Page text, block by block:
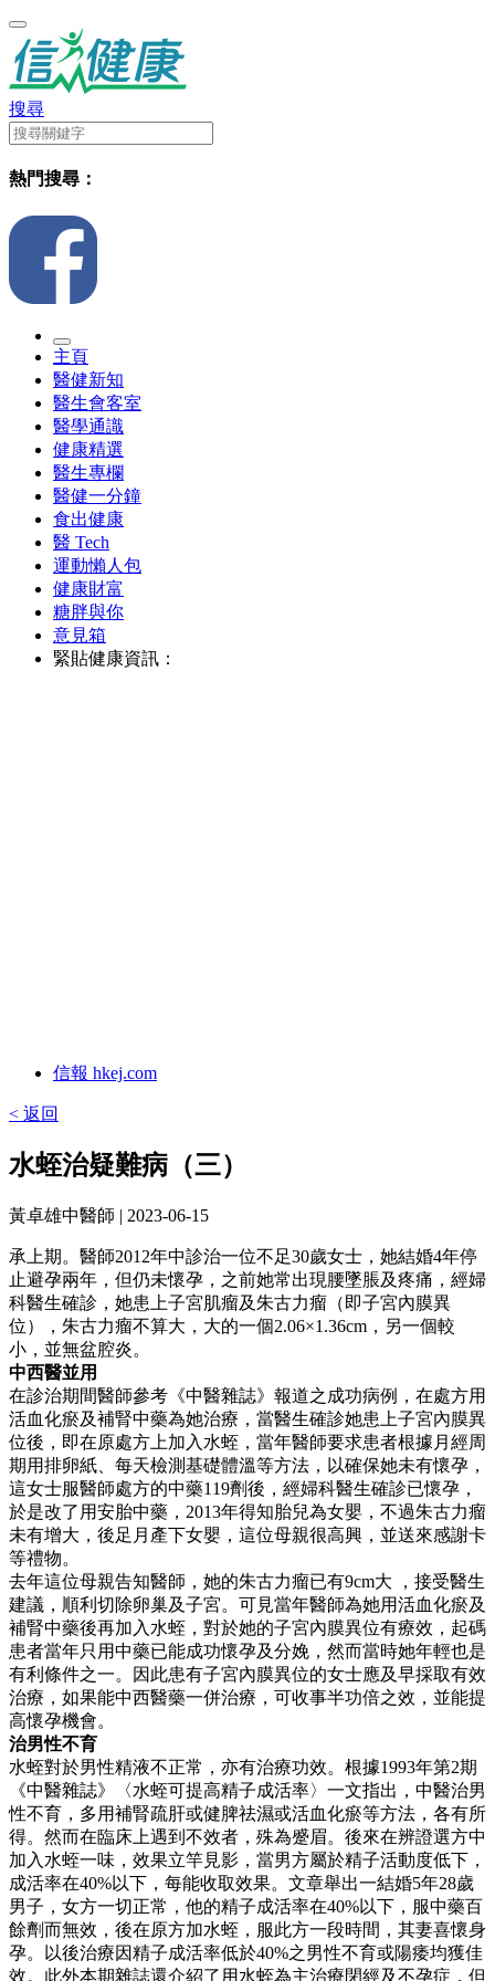
搜尋
熱門搜尋：
主頁
醫健新知
醫生會客室
醫學通識
健康精選
醫生專欄
醫健一分鐘
食出健康
醫 Tech
運動懶人包
健康財富
糖胖與你
意見箱
緊貼健康資訊：
信報 hkej.com
< 返回
水蛭治疑難病（三）
黃卓雄中醫師 | 2023-06-15
承上期。醫師2012年中診治一位不足30歲女士，她結婚4年停
止避孕兩年，但仍未懷孕，之前她常出現腰墜脹及疼痛，經婦
科醫生確診，她患上子宮肌瘤及朱古力瘤（即子宮內膜異
位），朱古力瘤不算大，大的一個2.06×1.36cm，另一個較
小，並無盆腔炎。
中西醫並用
在診治期間醫師參考《中醫雜誌》報道之成功病例，在處方用
活血化瘀及補腎中藥為她治療，當醫生確診她患上子宮內膜異
位後，即在原處方上加入水蛭，當年醫師要求患者根據月經周
期用排卵紙、每天檢測基礎體溫等方法，以確保她未有懷孕，
這女士服醫師處方的中藥119劑後，經婦科醫生確診已懷孕，
於是改了用安胎中藥，2013年得知胎兒為女嬰，不過朱古力瘤
未有增大，後足月產下女嬰，這位母親很高興，並送來感謝卡
等禮物。
去年這位母親告知醫師，她的朱古力瘤已有9cm大 ，接受醫生
建議，順利切除卵巢及子宮。可見當年醫師為她用活血化瘀及
補腎中藥後再加入水蛭，對於她的子宮內膜異位有療效，起碼
患者當年只用中藥已能成功懷孕及分娩，然而當時她年輕也是
有利條件之一。因此患有子宮內膜異位的女士應及早採取有效
治療，如果能中西醫藥一併治療，可收事半功倍之效，並能提
高懷孕機會。
治男性不育
水蛭對於男性精液不正常，亦有治療功效。根據1993年第2期
《中醫雜誌》〈水蛭可提高精子成活率〉一文指出，中醫治男
性不育，多用補腎疏肝或健脾祛濕或活血化瘀等方法，各有所
得。然而在臨床上遇到不效者，殊為蹙眉。後來在辨證選方中
加入水蛭一味，效果立竿見影，當男方屬於精子活動度低下，
成活率在40%以下，每能收取效果。文章舉出一結婚5年28歲
男子，女方一切正常，他的精子成活率在40%以下，服中藥百
餘劑而無效，後在原方加水蛭，服此方一段時間，其妻喜懷身
孕。以後治療因精子成活率低於40%之男性不育或陽痿均獲佳
效。此外本期雜誌還介紹了用水蛭為主治療閉經及不孕症，但